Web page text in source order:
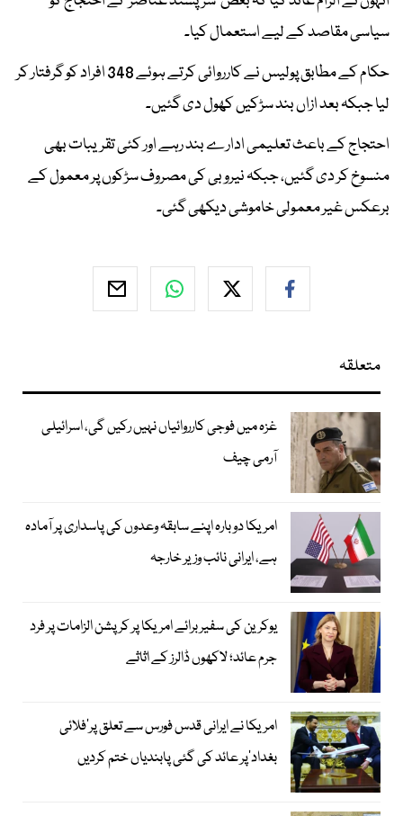
سیاسی مقاصد کے لیے استعمال کیا۔
حکام کے مطابق پولیس نے کارروائی کرتے ہوئے 348 افراد کو گرفتار کر
لیا جبکہ بعد ازاں بند سڑکیں کھول دی گئیں۔
احتجاج کے باعث تعلیمی ادارے بند رہے اور کئی تقریبات بھی
منسوخ کر دی گئیں، جبکہ نیروبی کی مصروف سڑکوں پر معمول کے
برعکس غیر معمولی خاموشی دیکھی گئی۔
متعلقہ
غزہ میں فوجی کارروائیاں نہیں رکیں گی، اسرائیلی
آرمی چیف
امریکا دوبارہ اپنے سابقہ وعدوں کی پاسداری پر آمادہ
ہے، ایرانی نائب وزیر خارجہ
یوکرین کی سفیر برائے امریکا پر کرپشن الزامات پر فرد
جرم عائد؛ لاکھوں ڈالرز کے اثاثے
امریکا نے ایرانی قدس فورس سے تعلق پر’فلائی
بغداد‘پر عائد کی گئی پابندیاں ختم کردیں